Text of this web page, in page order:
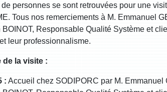
personnes se sont retrouvées pour une
Tous nos remerciements à M. Emmanuel
BOINOT, Responsable Qualité Système et
leur professionnalisme.
de la visite :
: Accueil chez SODIPORC par M.